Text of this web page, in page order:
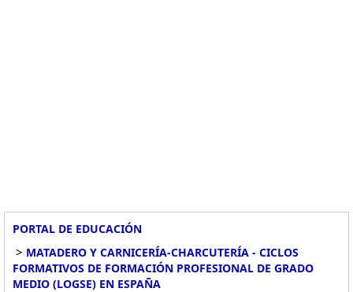
PORTAL DE EDUCACIÓN
> MATADERO Y CARNICERÍA-CHARCUTERÍA - CICLOS
FORMATIVOS DE FORMACIÓN PROFESIONAL DE GRADO
MEDIO (LOGSE) EN ESPAÑA